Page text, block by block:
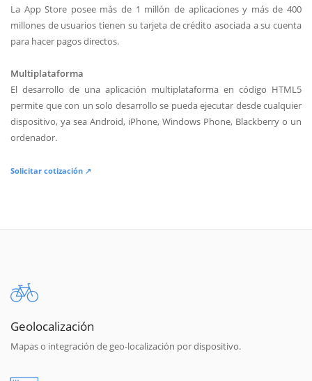
La App Store posee más de 1 millón de aplicaciones y más de 400
millones de usuarios tienen su tarjeta de crédito asociada a su cuenta
para hacer pagos directos.
Multiplataforma
El desarrollo de una aplicación multiplataforma en código HTML5
permite que con un solo desarrollo se pueda ejecutar desde cualquier
dispositivo, ya sea Android, iPhone, Windows Phone, Blackberry o un
ordenador.
Solicitar cotización ↗
Geolocalización
Mapas o integración de geo-localización por dispositivo.